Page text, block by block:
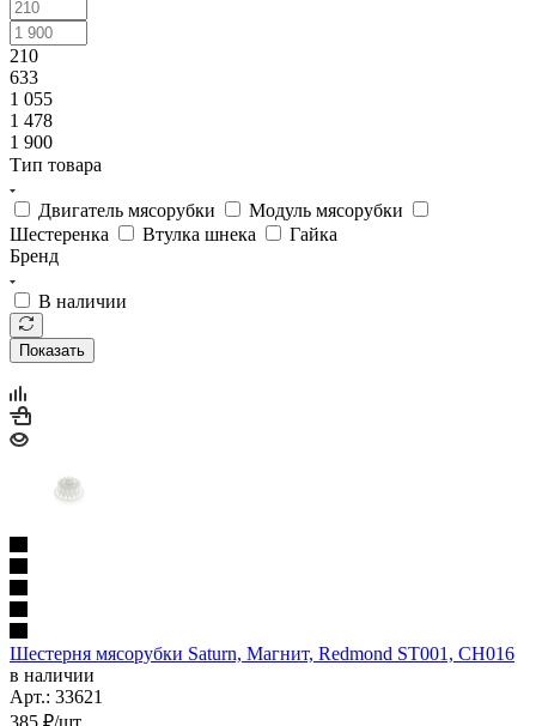
210
633
1 055
1 478
1 900
Тип товара
Двигатель мясорубки
Модуль мясорубки
Шестеренка
Втулка шнека
Гайка
Бренд
В наличии
Показать
Шестерня мясорубки Saturn, Магнит, Redmond ST001, CH016
в наличии
Арт.: 33621
385 ₽/шт